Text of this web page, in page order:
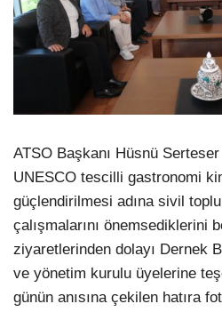
ATSO Başkanı Hüsnü
UNESCO tescilli gastronomi
güçlendirilmesi adına sivil
çalışmalarını önemsediklerini
ziyaretlerinden dolayı Dernek
ve yönetim kurulu üyelerine
günün anısına çekilen hatıra